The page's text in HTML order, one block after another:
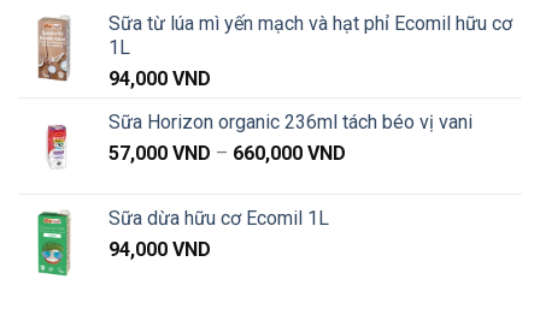
Sữa từ lúa mì yến mạch và hạt phỉ Ecomil hữu cơ
1L
94,000 VND
Sữa Horizon organic 236ml tách béo vị vani
57,000 VND – 660,000 VND
Sữa dừa hữu cơ Ecomil 1L
94,000 VND